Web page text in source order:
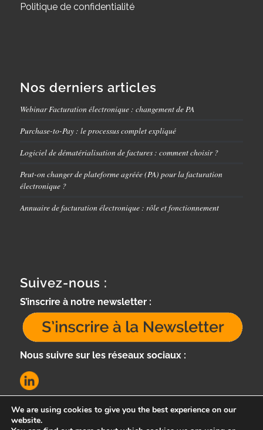
Politique de confidentialité
Nos derniers articles
Webinar Facturation électronique : changement de PA
Purchase-to-Pay : le processus complet expliqué
Logiciel de dématérialisation de factures : comment choisir ?
Peut-on changer de plateforme agréée (PA) pour la facturation
électronique ?
Annuaire de facturation électronique : rôle et fonctionnement
Suivez-nous :
S’inscrire à notre newsletter :
Nous suivre sur les réseaux sociaux :
We are using cookies to give you the best experience on our
website.